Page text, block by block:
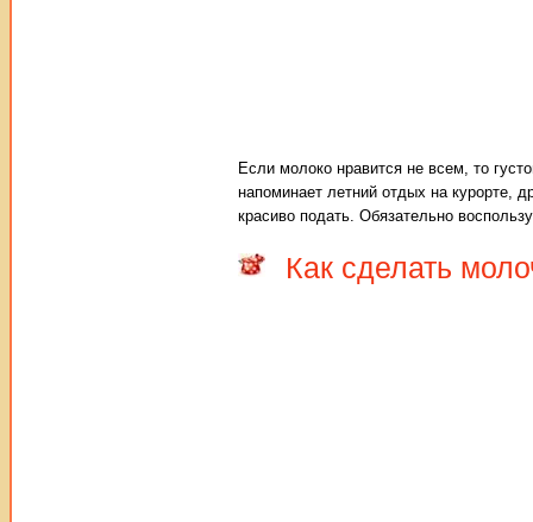
Если молоко нравится не всем, то
напоминает летний отдых на курорте,
красиво подать. Обязательно
Как сделать